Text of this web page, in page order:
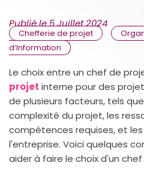
Publié le5 Juillet 2024
Chefferie de projet
d’Information
Le choix entre un chef de
projet interne pour des
de plusieurs facteurs, tels
complexité du projet, les
compétences requises, et
l'entreprise. Voici quelques
aider à faire le choix d'un